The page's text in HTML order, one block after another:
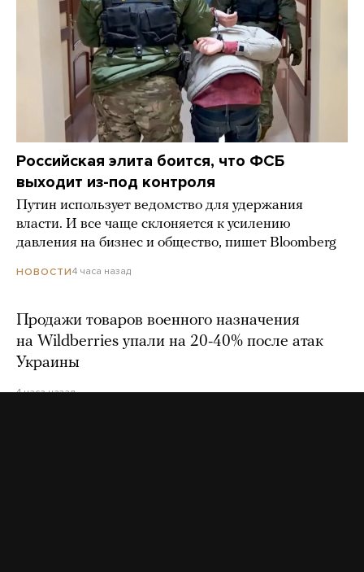
Российская элита боится, что ФСБ
выходит из-под контроля
Путин использует ведомство для удержания
власти. И все чаще склоняется к усилению
давления на бизнес и общество, пишет Bloomberg
НОВОСТИ4 часа назад
Продажи товаров военного назначения
на Wildberries упали на 20-40% после атак
Украины
4 часа назад